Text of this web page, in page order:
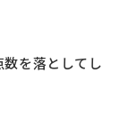
を落としてし